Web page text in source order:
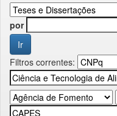
por
Filtros correntes: